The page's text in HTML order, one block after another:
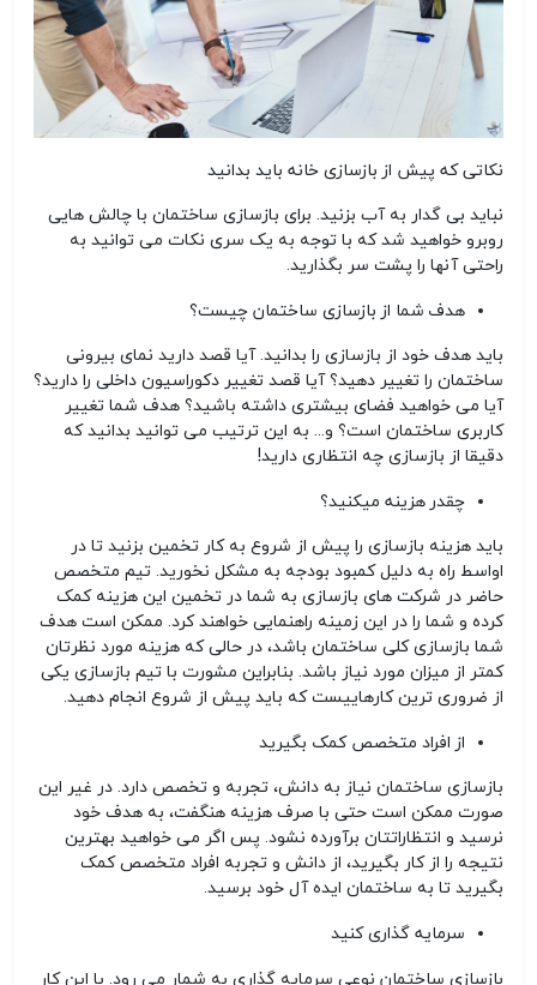
نکاتی که پیش از بازسازی خانه باید بدانید
نباید بی گدار به آب بزنید. برای بازسازی ساختمان با چالش هایی
روبرو خواهید شد که با توجه به یک سری نکات می توانید به
راحتی آنها را پشت سر بگذارید.
هدف شما از بازسازی ساختمان چیست؟
باید هدف خود از بازسازی را بدانید. آیا قصد دارید نمای بیرونی
ساختمان را تغییر دهید؟ آیا قصد تغییر دکوراسیون داخلی را دارید؟
آیا می خواهید فضای بیشتری داشته باشید؟ هدف شما تغییر
کاربری ساختمان است؟ و... به این ترتیب می توانید بدانید که
دقیقا از بازسازی چه انتظاری دارید!
چقدر هزینه میکنید؟
باید هزینه بازسازی را پیش از شروع به کار تخمین بزنید تا در
اواسط راه به دلیل کمبود بودجه به مشکل نخورید. تیم متخصص
حاضر در شرکت های بازسازی به شما در تخمین این هزینه کمک
کرده و شما را در این زمینه راهنمایی خواهند کرد. ممکن است هدف
شما بازسازی کلی ساختمان باشد، در حالی که هزینه مورد نظرتان
کمتر از میزان مورد نیاز باشد. بنابراین مشورت با تیم بازسازی یکی
از ضروری ترین کارهاییست که باید پیش از شروع انجام دهید.
از افراد متخصص کمک بگیرید
بازسازی ساختمان نیاز به دانش، تجربه و تخصص دارد. در غیر این
صورت ممکن است حتی با صرف هزینه هنگفت، به هدف خود
نرسید و انتظاراتتان برآورده نشود. پس اگر می خواهید بهترین
نتیجه را از کار بگیرید، از دانش و تجربه افراد متخصص کمک
بگیرید تا به ساختمان ایده آل خود برسید.
سرمایه گذاری کنید
بازسازی ساختمان نوعی سرمایه گذاری به شمار می رود. با این کار